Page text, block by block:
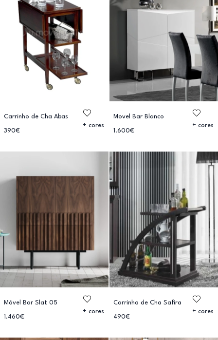
Carrinho de Cha Abas
390€
+ cores
Movel Bar Blanco
1.600€
+ cores
Móvel Bar Slat 05
1.460€
+ cores
Carrinho de Cha Safira
490€
+ cores